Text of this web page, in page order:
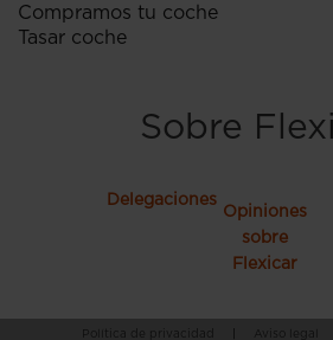
Compramos tu coche
Tasar coche
Sobre
Delegaciones
Opiniones
sobre
Flexicar
Política de privacidad Aviso legal